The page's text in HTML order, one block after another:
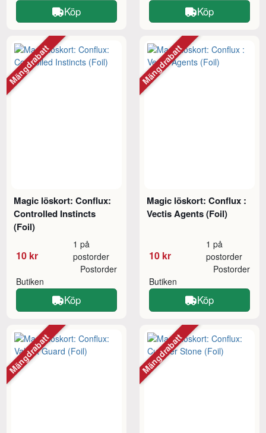
Köp Köp
Magic löskort: Conflux:
Controlled Instincts
(Foil)
10 kr
1 på
postorder
Butiken
Postorder
Köp
Mängdrabatt
Magic löskort: Conflux :
Vectis Agents (Foil)
10 kr
1 på
postorder
Butiken
Postorder
Köp
Mängdrabatt
Mängdrabatt Mängdrabatt